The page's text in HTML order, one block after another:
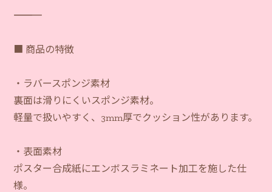
―――――――――――
■ 商品の特徴
・ラバースポンジ素材
裏面は滑りにくいスポンジ素材。
軽量で扱いやすく、3mm厚でクッション性があります。
・表面素材
ポスター合成紙にエンボスラミネート加工を施した仕
様。